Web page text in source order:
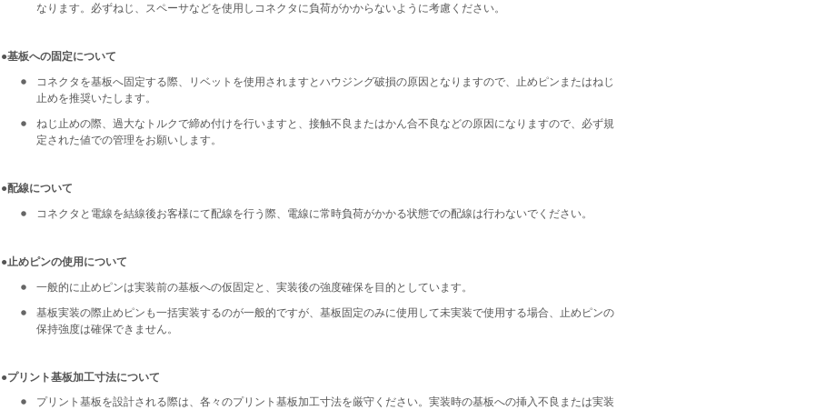
なります。必ずねじ、スペーサなどを使用しコネクタに負荷がかからないように考慮ください。
●基板への固定について
コネクタを基板へ固定する際、リベットを使用されますとハウジング破損の原因となりますので、止めピンまたはねじ
止めを推奨いたします。
ねじ止めの際、過大なトルクで締め付けを行いますと、接触不良またはかん合不良などの原因になりますので、必ず規
定された値での管理をお願いします。
●配線について
コネクタと電線を結線後お客様にて配線を行う際、電線に常時負荷がかかる状態での配線は行わないでください。
●止めピンの使用について
一般的に止めピンは実装前の基板への仮固定と、実装後の強度確保を目的としています。
基板実装の際止めピンも一括実装するのが一般的ですが、基板固定のみに使用して未実装で使用する場合、止めピンの
保持強度は確保できません。
●プリント基板加工寸法について
プリント基板を設計される際は、各々のプリント基板加工寸法を厳守ください。実装時の基板への挿入不良または実装